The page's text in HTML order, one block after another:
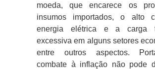
moeda, que encarece os
insumos importados, o alto
energia elétrica e a carga
excessiva em alguns setores
entre outros aspectos.
combate à inflação não pode